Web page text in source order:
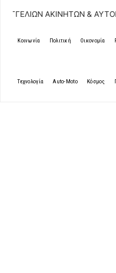
ΑΚΙΝΗΤΩΝ &
Κοινωνία Πολιτική Οικονομία
Τεχνολογία Auto-Moto Κόσμος